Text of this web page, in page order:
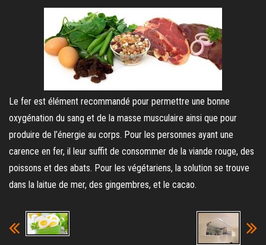
Le fer est élément recommandé pour permettre une bonne
oxygénation du sang et de la masse musculaire ainsi que pour
produire de l’énergie au corps. Pour les personnes ayant une
carence en fer, il leur suffit de consommer de la viande rouge, des
poissons et des abats. Pour les végétariens, la solution se trouve
dans la laitue de mer, des gingembres, et le cacao.